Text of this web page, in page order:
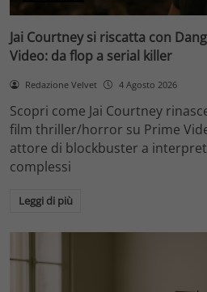
Jai Courtney si riscatta con
Video: da flop a serial killer
Redazione Velvet 4 Agosto 2026
Scopri come Jai Courtney
film thriller/horror su Prime
attore di blockbuster a
complessi
Leggi di più